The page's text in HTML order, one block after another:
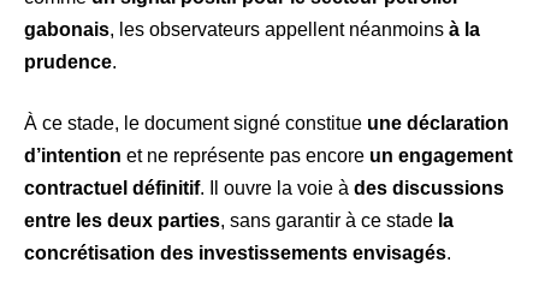
gabonais, les observateurs appellent néanmoins à la
prudence.
À ce stade, le document signé constitue une déclaration
d’intention et ne représente pas encore un engagement
contractuel définitif. Il ouvre la voie à des discussions
entre les deux parties, sans garantir à ce stade la
concrétisation des investissements envisagés.